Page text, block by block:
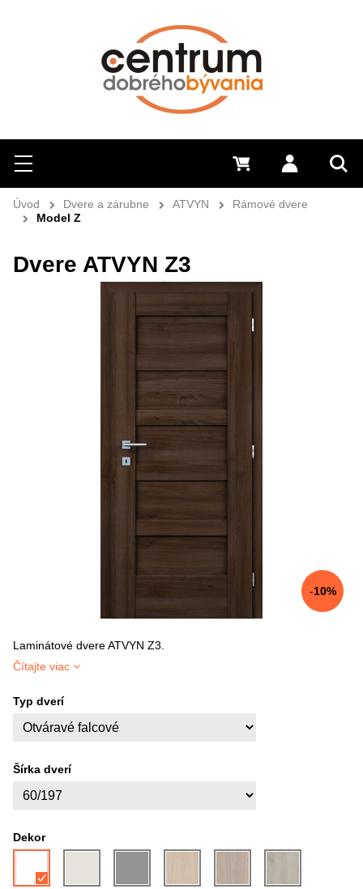
Hľadať
Menu Prihlásiť
0 €
Úvod Dvere a zárubne ATVYN
Rámové dvere
Model Z
Dvere ATVYN Z3
Laminátové dvere ATVYN Z3.
Čítajte viac
10%
Typ dverí
Šírka dverí
Dekor